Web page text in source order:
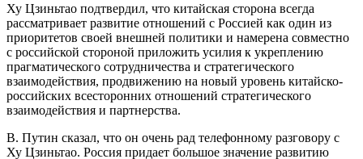
Ху Цзиньтао подтвердил, что китайская сторона всегда
рассматривает развитие отношений с Россией как один из
приоритетов своей внешней политики и намерена совместно
с российской стороной приложить усилия к укреплению
прагматического сотрудничества и стратегического
взаимодействия, продвижению на новый уровень китайско-
российских всесторонних отношений стратегического
взаимодействия и партнерства.
В. Путин сказал, что он очень рад телефонному разговору с
Ху Цзиньтао. Россия придает большое значение развитию